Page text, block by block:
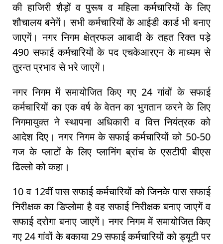
की हाजिरी शैड़ों व पुरूष व महिला कर्मचारियों के लिए
शौचालय बनेगें। सभी कर्मचारियों के आईडी कार्ड भी बनाए
जाएगें। नगर निगम क्षेत्रफल आबादी के तहत रिक्त पड़े
490 सफाई कर्मचारियों के पद एचकेआरएन के माध्यम से
तुरन्त प्रभाव से भरे जाएगें।
नगर निगम में समायोजित किए गए 24 गांवों के सफाई
कर्मचारियों का एक वर्ष के वेतन का भुगतान करने के लिए
निगमायुक्त ने स्थापना अधिकारी व वित्त नियंत्रक को
आदेश दिए। नगर निगम के सफाई कर्मचारियों को 50-50
गज के प्लाटों के लिए प्लानिंग ब्रांच के एसटीपी बीएस
ढिल्लो को कहा।
10 व 12वीं पास सफाई कर्मचारियों को जिनके पास सफाई
निरीक्षक का डिप्लोमा है वह सफाई निरीक्षक बनाए जाएगें व
सफाई दरोगा बनाए जाएगें। नगर निगम में समायोजित किए
गए 24 गांवों के बकाया 29 सफाई कर्मचारियों को ड्यूटी पर